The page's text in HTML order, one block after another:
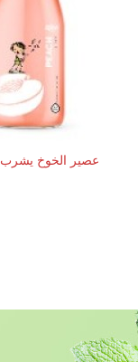
عصير الخوخ يشرب 250 مل في زجاجة RITA (20201110)